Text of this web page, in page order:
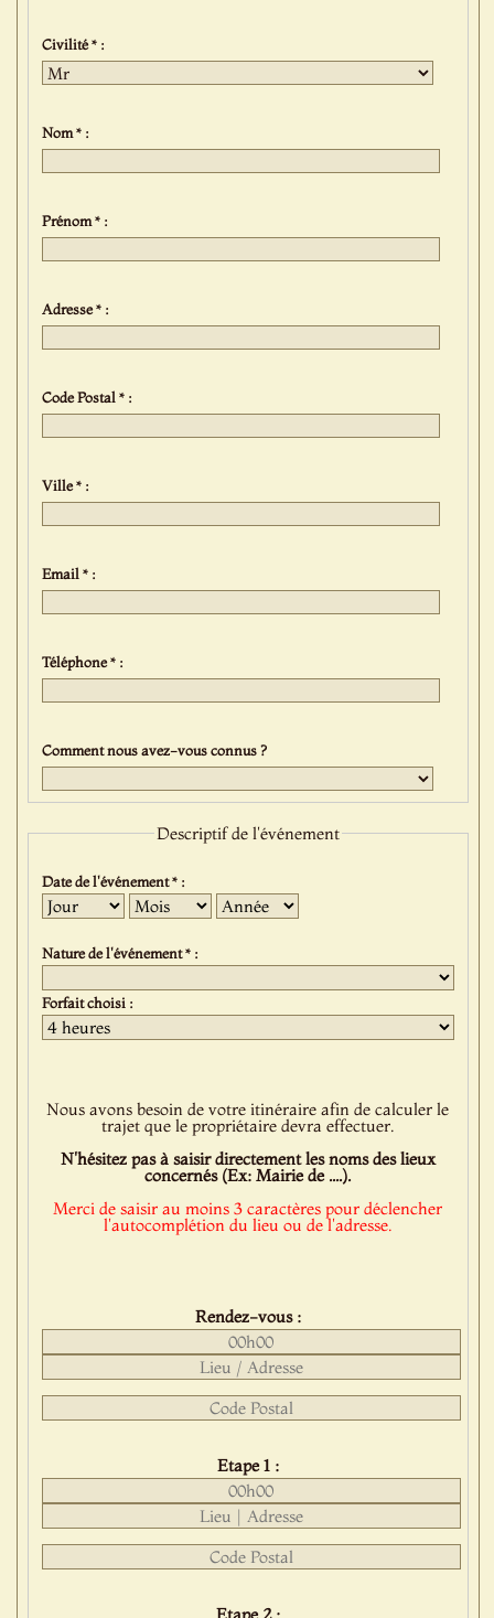
Civilité * :
Nom * :
Prénom * :
Adresse * :
Code Postal * :
Ville * :
Email * :
Téléphone * :
Comment nous avez-vous connus ?
Descriptif de l'événement
Date de l'événement * :
Jour Mois Année
Nature de l'événement * :
Forfait choisi :
Nous avons besoin de votre itinéraire afin de calculer le
trajet que le propriétaire devra effectuer.
N'hésitez pas à saisir directement les noms des lieux
concernés (Ex: Mairie de ....).
Merci de saisir au moins 3 caractères pour déclencher
l'autocomplétion du lieu ou de l'adresse.
Rendez-vous :
Etape 1 :